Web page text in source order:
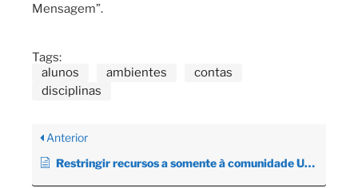
Mensagem”.
Tags:
alunos
ambientes
contas
disciplinas
Anterior
Restringir recursos a somente à comunidade USP